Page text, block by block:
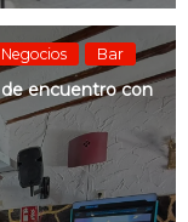
Negocios Bar
encuentro con